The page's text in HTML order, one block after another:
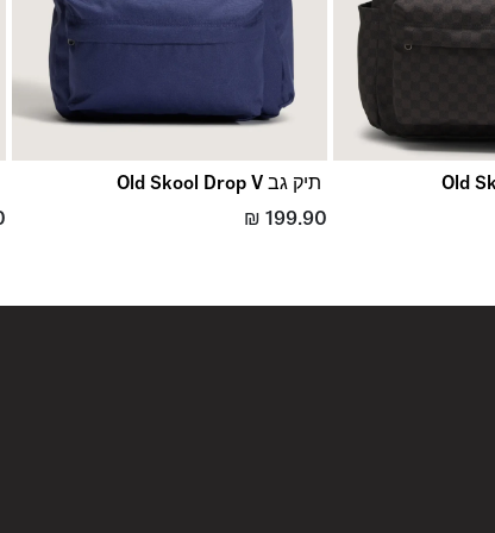
תיק גב Old Skool Drop V
₪ 199.90